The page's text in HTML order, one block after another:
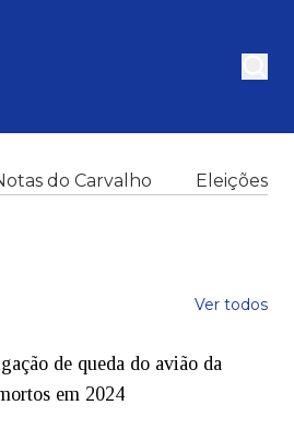
do Carvalho Eleições
Ver todos
de queda do avião da
em 2024